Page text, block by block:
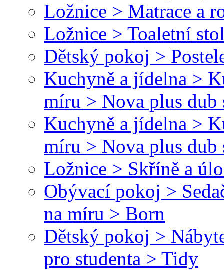
Ložnice > Matrace a
Ložnice > Toaletní
Dětský pokoj >
Kuchyně a jídelna >
míru > Nova plus dub
Kuchyně a jídelna >
míru > Nova plus dub
Ložnice > Skříně a
Obývací pokoj >
na míru > Born
Dětský pokoj >
pro studenta > Tidy